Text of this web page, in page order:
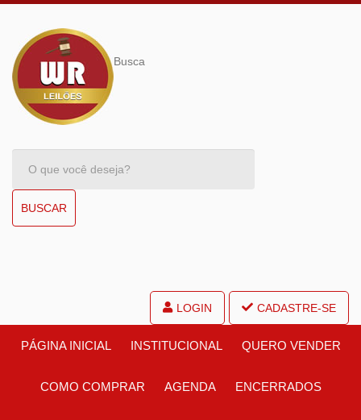
Busca
BUSCAR
LOGIN CADASTRE-SE
PÁGINA INICIAL INSTITUCIONAL QUERO VENDER
COMO COMPRAR AGENDA ENCERRADOS